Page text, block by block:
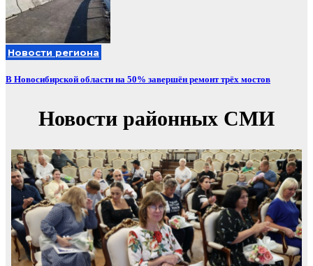
Новости региона
В Новосибирской области на 50% завершён ремонт трёх мостов